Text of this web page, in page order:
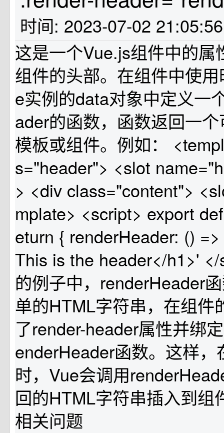
时间: 2023-07-02
这是一个Vue.js组件中的属
组件的头部。在组件中使
e实例的data对象中定义一
ader的函数，函数返回一
模板或组件。例如：
s="header"> <slot
> <div class="content">
mplate> <script> export
eturn { renderHeader: ()
This is the header</h1>'
的例子中，renderHeader
单的HTML字符串，在组件
了render-header属性并绑
enderHeader函数。这样，
时，Vue会调用
回的HTML字符串插入到组
相关问题